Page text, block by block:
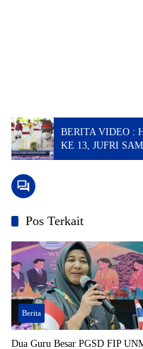
BERITA VIDEO :
KE 13, JUFRI
MELALUI
Pos Terkait
Berita
Dua Guru Besar PGSD FIP